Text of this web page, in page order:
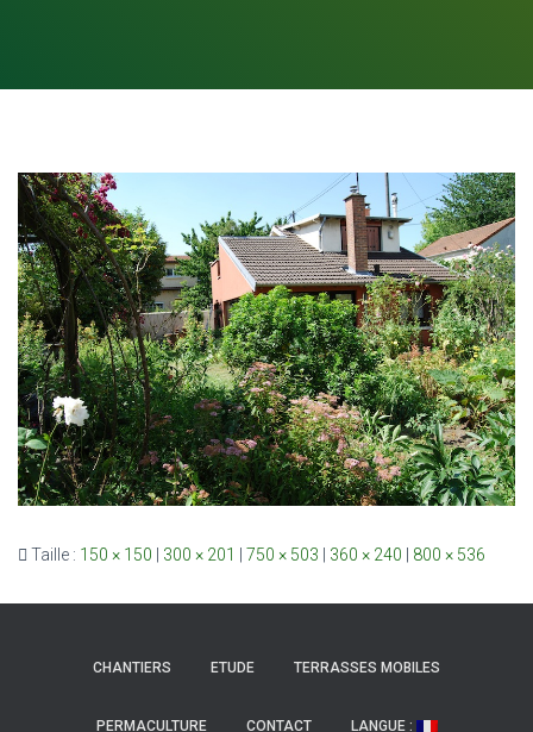
Taille : 150 × 150 300 × 201 750 × 503 360 × 240 800 × 536
CHANTIERS ETUDE TERRASSES MOBILES
PERMACULTURE CONTACT LANGUE :